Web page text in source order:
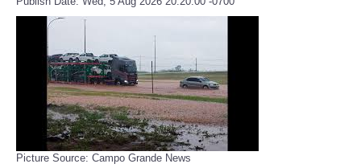
Picture Source: Campo Grande News